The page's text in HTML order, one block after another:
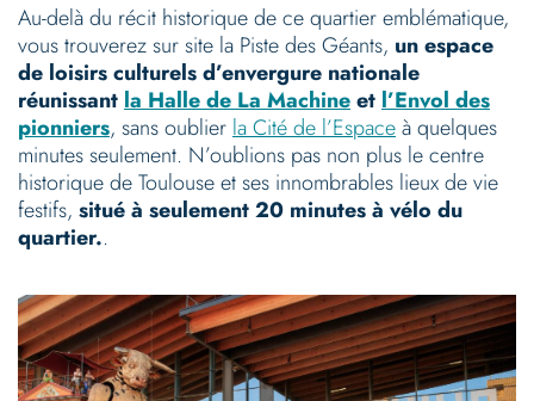
Au-delà du récit historique de ce quartier emblématique,
vous trouverez sur site la Piste des Géants, un espace
de loisirs culturels d’envergure nationale
réunissant la Halle de La Machineet l’Envol des
pionniers, sans oublier la Cité de l’Espaceà quelques
minutes seulement. N’oublions pas non plus le centre
historique de Toulouse et ses innombrables lieux de vie
festifs, situé à seulement 20 minutes à vélo du
quartier..